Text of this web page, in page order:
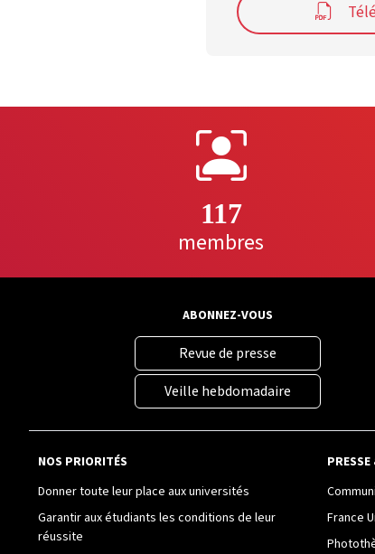
117
membres
ABONNEZ-VOUS
Revue de presse
Veille hebdomadaire
NOS PRIORITÉS
Donner toute leur place aux universités
Garantir aux étudiants les conditions de leur
réussite
France